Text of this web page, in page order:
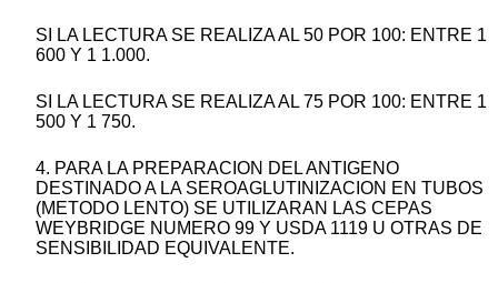
SI LA LECTURA SE REALIZA AL 50 POR 100: ENTRE 1
600 Y 1 1.000.
SI LA LECTURA SE REALIZA AL 75 POR 100: ENTRE 1
500 Y 1 750.
4. PARA LA PREPARACION DEL ANTIGENO
DESTINADO A LA SEROAGLUTINIZACION EN TUBOS
(METODO LENTO) SE UTILIZARAN LAS CEPAS
WEYBRIDGE NUMERO 99 Y USDA 1119 U OTRAS DE
SENSIBILIDAD EQUIVALENTE.